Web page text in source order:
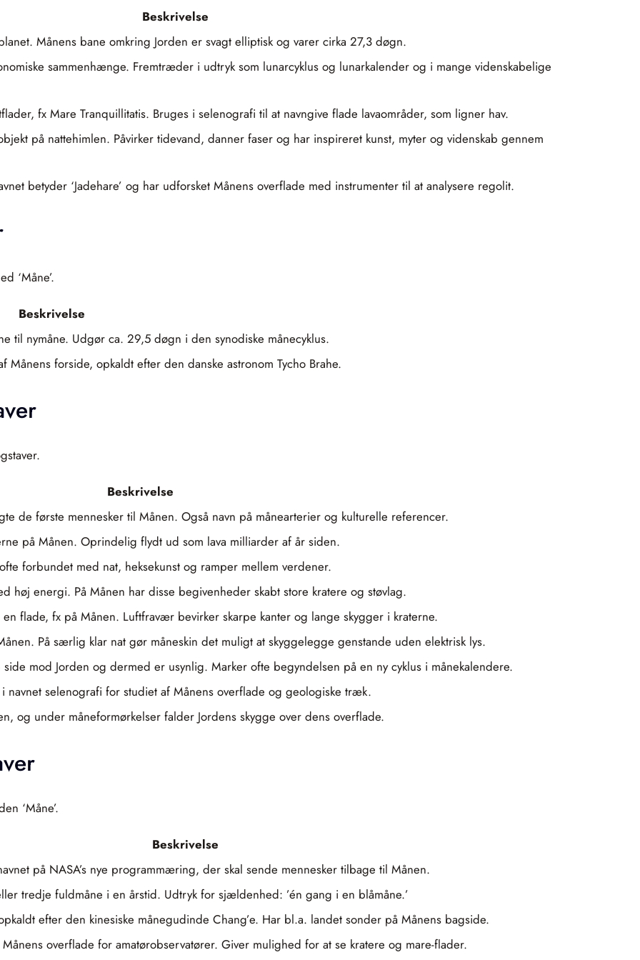
Beskrivelse
Månens bane omkring Jorden er svagt elliptisk og varer cirka 27,3 døgn.
sammenhænge. Fremtræder i udtryk som lunarcyklus og lunarkalender og i mange videnskabelige
fx Mare Tranquillitatis. Bruges i selenografi til at navngive flade lavaområder, som ligner hav.
på nattehimlen. Påvirker tidevand, danner faser og har inspireret kunst, myter og videnskab gennem
betyder ‘Jadehare’ og har udforsket Månens overflade med instrumenter til at analysere regolit.
‘Måne’.
Beskrivelse
til nymåne. Udgør ca. 29,5 døgn i den synodiske månecyklus.
Månens forside, opkaldt efter den danske astronom Tycho Brahe.
Beskrivelse
de første mennesker til Månen. Også navn på månearterier og kulturelle referencer.
på Månen. Oprindelig flydt ud som lava milliarder af år siden.
forbundet med nat, heksekunst og ramper mellem verdener.
høj energi. På Månen har disse begivenheder skabt store kratere og støvlag.
flade, fx på Månen. Luftfravær bevirker skarpe kanter og lange skygger i kraterne.
På særlig klar nat gør måneskin det muligt at skyggelegge genstande uden elektrisk lys.
mod Jorden og dermed er usynlig. Marker ofte begyndelsen på en ny cyklus i månekalendere.
selenografi for studiet af Månens overflade og geologiske træk.
og under måneformørkelser falder Jordens skygge over dens overflade.
‘Måne’.
Beskrivelse
på NASA’s nye programmæring, der skal sende mennesker tilbage til Månen.
tredje fuldmåne i en årstid. Udtryk for sjældenhed: ’én gang i en blåmåne.’
efter den kinesiske månegudinde Chang’e. Har bl.a. landet sonder på Månens bagside.
overflade for amatørobservatører. Giver mulighed for at se kratere og mare-flader.